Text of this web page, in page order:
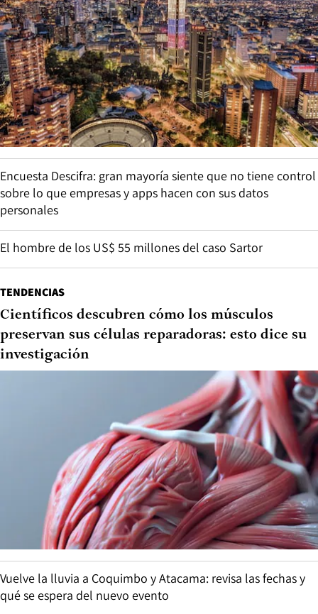
Encuesta Descifra: gran mayoría siente que no tiene control
sobre lo que empresas y apps hacen con sus datos
personales
El hombre de los US$ 55 millones del caso Sartor
TENDENCIAS
Científicos descubren cómo los músculos
preservan sus células reparadoras: esto dice su
investigación
Vuelve la lluvia a Coquimbo y Atacama: revisa las fechas y
qué se espera del nuevo evento